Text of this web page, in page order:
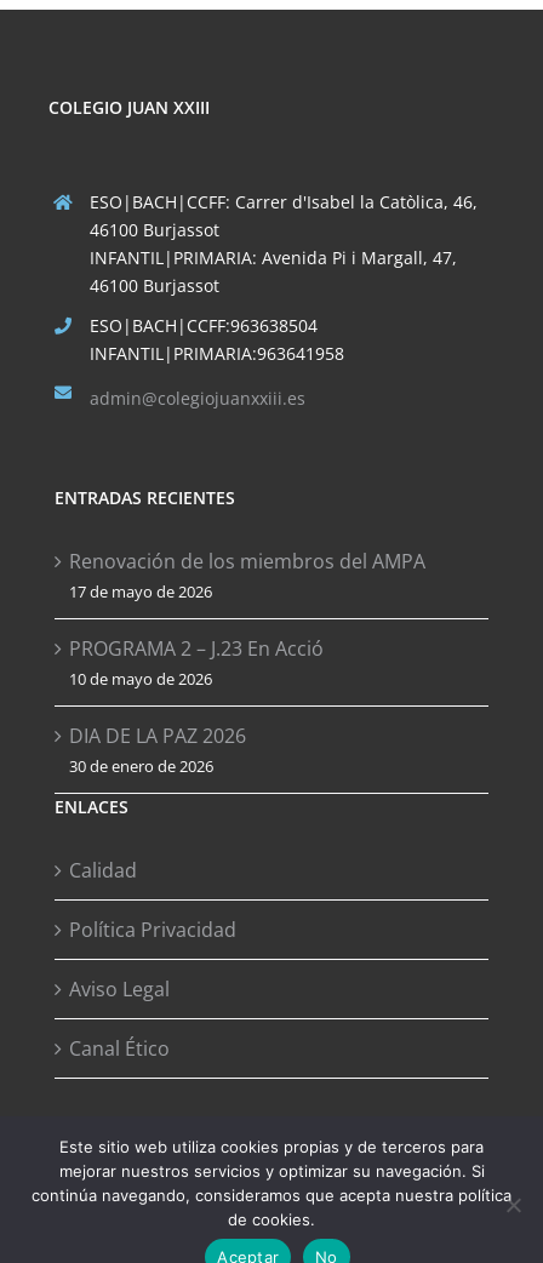
COLEGIO JUAN XXIII
ESO|BACH|CCFF: Carrer d'Isabel la Catòlica, 46,
46100 Burjassot
INFANTIL|PRIMARIA: Avenida Pi i Margall, 47,
46100 Burjassot
ESO|BACH|CCFF:963638504
INFANTIL|PRIMARIA:963641958
admin@colegiojuanxxiii.es
ENTRADAS RECIENTES
Renovación de los miembros del AMPA
17 de mayo de 2026
PROGRAMA 2 – J.23 En Acció
10 de mayo de 2026
DIA DE LA PAZ 2026
30 de enero de 2026
ENLACES
Calidad
Política Privacidad
Aviso Legal
Canal Ético
Copyright 2012 - 2026 Desarrollado porAgencia de Marketing
Digital - Digital2G
FacebookInstagramYouTube
Este sitio web utiliza cookies propias y de terceros para
mejorar nuestros servicios y optimizar su navegación. Si
continúa navegando, consideramos que acepta nuestra política
de cookies.
Aceptar
No